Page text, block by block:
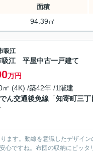
面積
94.39㎡
吸江
吸江 平屋中古一戸建て
万円
㎡ (4K) /築42年 /1階建
ん交通後免線 「知寄町三丁
ます。動線を意識したデザイ
心ですね。布団の収納にピッ